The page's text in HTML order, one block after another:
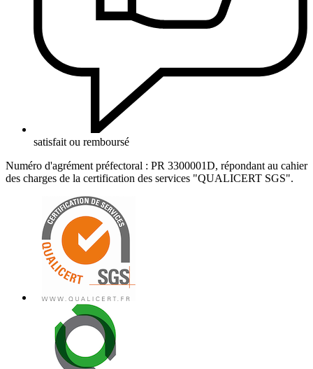
satisfait ou remboursé
Numéro d'agrément préfectoral : PR 3300001D, répondant au cahier
des charges de la certification des services "QUALICERT SGS".